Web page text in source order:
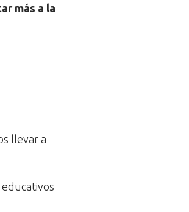
más a la
llevar a